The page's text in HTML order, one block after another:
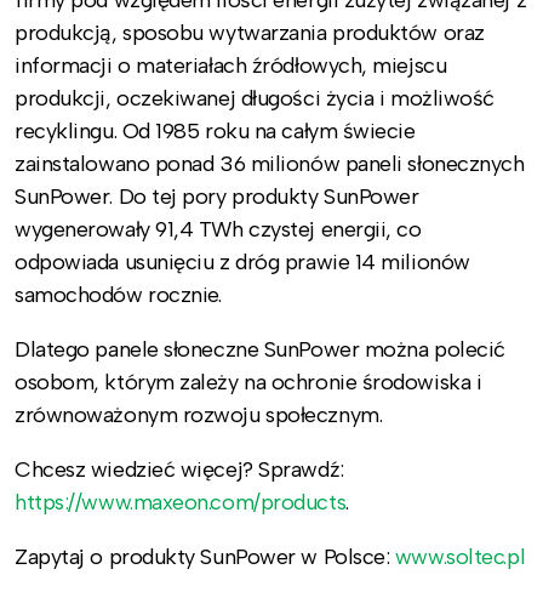
produkcją, sposobu wytwarzania produktów oraz
informacji o materiałach źródłowych, miejscu
produkcji, oczekiwanej długości życia i możliwość
recyklingu. Od 1985 roku na całym świecie
zainstalowano ponad 36 milionów paneli słonecznych
SunPower. Do tej pory produkty SunPower
wygenerowały 91,4 TWh czystej energii, co
odpowiada usunięciu z dróg prawie 14 milionów
samochodów rocznie.
Dlatego panele słoneczne SunPower można polecić
osobom, którym zależy na ochronie środowiska i
zrównoważonym rozwoju społecznym.
Chcesz wiedzieć więcej? Sprawdź:
https://www.maxeon.com/products.
Zapytaj o produkty SunPower w Polsce: www.soltec.pl